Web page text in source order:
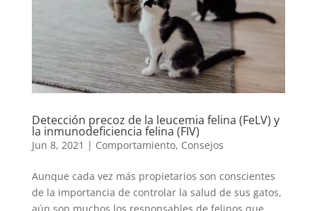
Detección precoz de la leucemia felina (FeLV) y
la inmunodeficiencia felina (FIV)
Jun 8, 2021 | Comportamiento, Consejos
Aunque cada vez más propietarios son conscientes
de la importancia de controlar la salud de sus gatos,